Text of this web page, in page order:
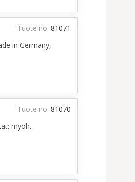
in Germany,
Tuote no.81071
myöh.
Tuote no.81070